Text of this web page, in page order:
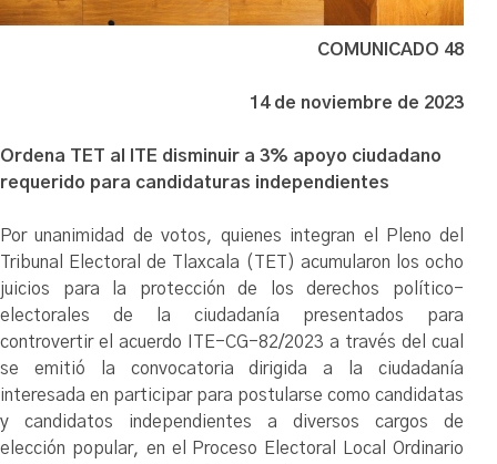
COMUNICADO 48
14 de noviembre de 2023
Ordena TET al ITE disminuir a 3% apoyo ciudadano
requerido para candidaturas independientes
Por unanimidad de votos, quienes integran el Pleno del
Tribunal Electoral de Tlaxcala (TET) acumularon los ocho
juicios para la protección de los derechos político-
electorales de la ciudadanía presentados para
controvertir el acuerdo ITE-CG-82/2023 a través del cual
se emitió la convocatoria dirigida a la ciudadanía
interesada en participar para postularse como candidatas
y candidatos independientes a diversos cargos de
elección popular, en el Proceso Electoral Local Ordinario